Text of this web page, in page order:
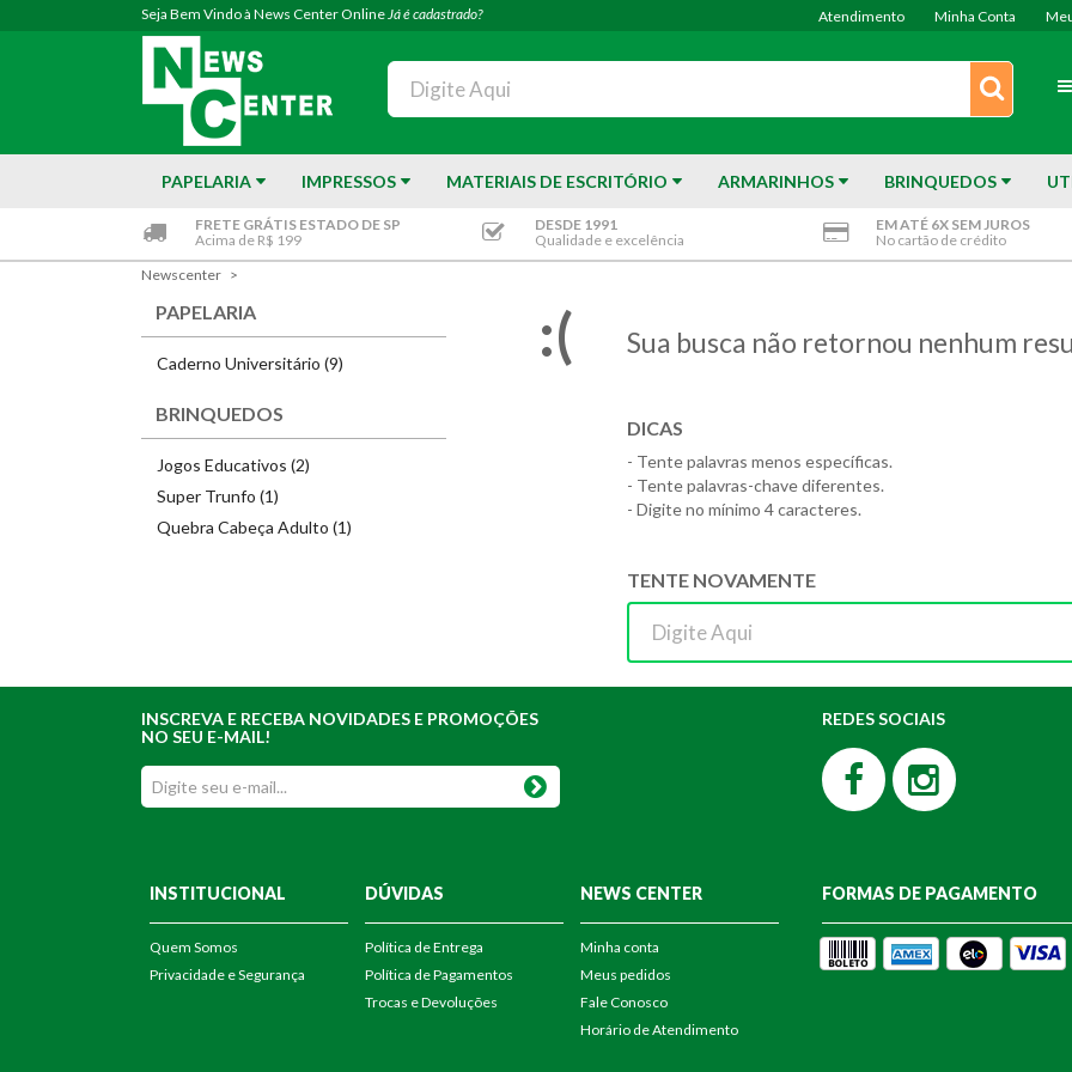
Seja Bem Vindo à News Center OnlineJá é cadastrado? Atendimento Minha Conta
PAPELARIA IMPRESSOS MATERIAIS DE ESCRITÓRIO ARMARINHOS BRINQUEDOS
FRETE GRÁTIS ESTADO DE SP
Acima de R$ 199
DESDE 1991
Qualidade e excelência
EM ATÉ 6X SEM JUROS
No cartão de crédito
Newscenter
PAPELARIA
Caderno Universitário (9)
BRINQUEDOS
Jogos Educativos (2)
Super Trunfo (1)
Quebra Cabeça Adulto (1)
:( Sua busca não retornou nenhum
DICAS
- Tente palavras menos específicas.
- Tente palavras-chave diferentes.
- Digite no mínimo 4 caracteres.
TENTE NOVAMENTE
INSCREVA E RECEBA NOVIDADES E PROMOÇÕES
NO SEU E-MAIL!
REDES SOCIAIS
INSTITUCIONAL
Quem Somos
Privacidade e Segurança
DÚVIDAS
Política de Entrega
Política de Pagamentos
Trocas e Devoluções
NEWS CENTER
Minha conta
Meus pedidos
Fale Conosco
Horário de Atendimento
FORMAS DE PAGAMENTO